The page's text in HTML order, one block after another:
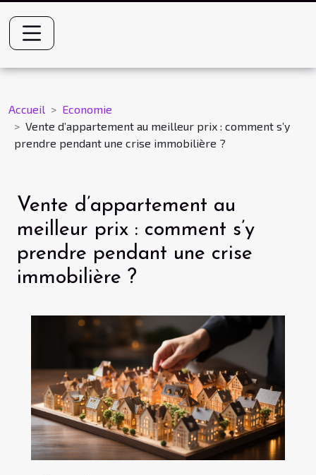
Accueil
Economie
Vente d’appartement au meilleur prix : comment s’y
prendre pendant une crise immobilière ?
Vente d’appartement au
meilleur prix : comment s’y
prendre pendant une crise
immobilière ?